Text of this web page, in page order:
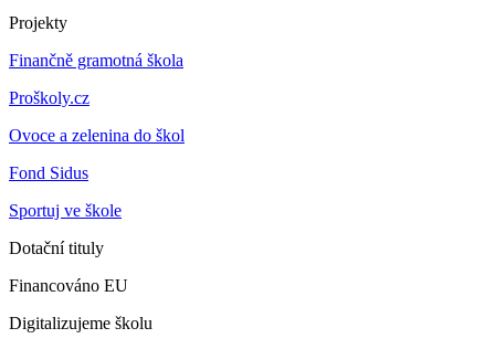
Projekty
Finančně gramotná škola
Proškoly.cz
Ovoce a zelenina do škol
Fond Sidus
Sportuj ve škole
Dotační tituly
Financováno EU
Digitalizujeme školu